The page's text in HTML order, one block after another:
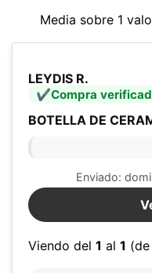
Media sobre 1
LEYDIS R.
Compra
BOTELLA DE
Enviado:
Viendo del 1 al 1 (de